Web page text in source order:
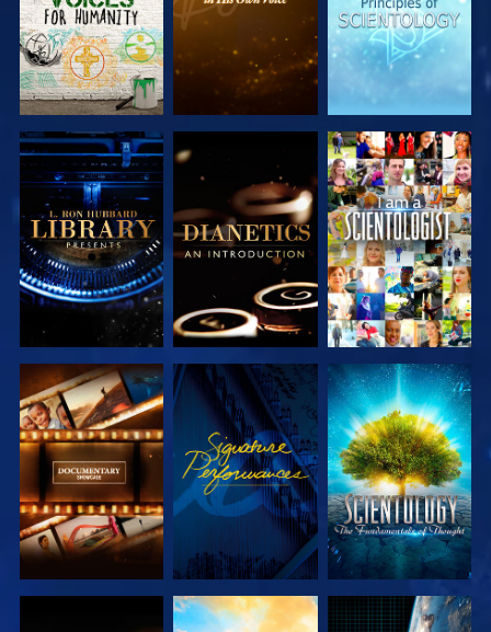
SERIE
ENTDECKEN
SERIE
ENTDECKEN
ANSEHEN
SERIE
ENTDECKEN
ANSEHEN
SERIE
ENTDECKEN